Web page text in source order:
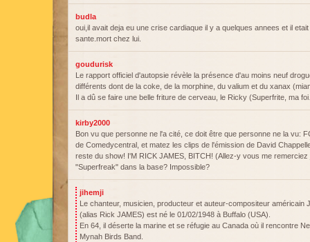
budla
oui,il avait deja eu une crise cardiaque il y a quelques annees et il
sante.mort chez lui.
goudurisk
Le rapport officiel d'autopsie révèle la présence d'au moins neuf
différents dont de la coke, de la morphine, du valium et du xanax
Il a dû se faire une belle friture de cerveau, le Ricky (Superfrite, ma
kirby2000
Bon vu que personne ne l'a cité, ce doit être que personne ne la vu:
de Comedycentral, et matez les clips de l'émission de David
reste du show! I'M RICK JAMES, BITCH! (Allez-y vous me
"Superfreak" dans la base? Impossible?
jihemji
Le chanteur, musicien, producteur et auteur-compositeur américain
(alias Rick JAMES) est né le 01/02/1948 à Buffalo (USA).
En 64, il déserte la marine et se réfugie au Canada où il rencontre
Mynah Birds Band.